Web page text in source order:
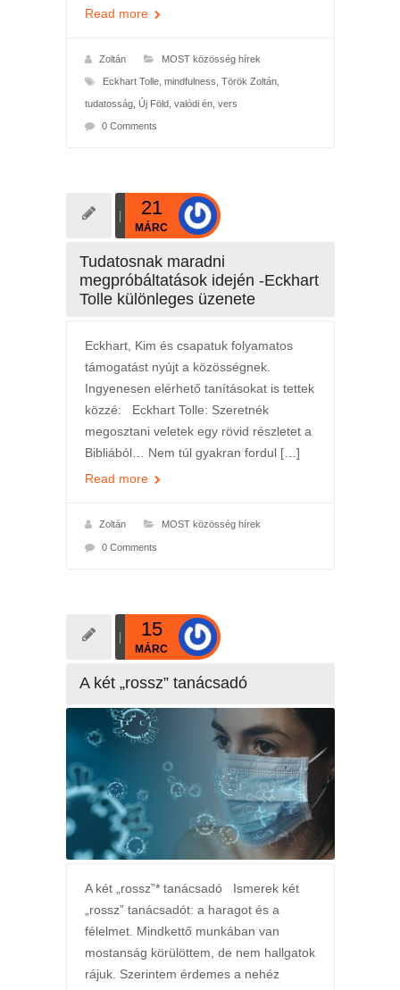
Read more
Zoltán MOST közösség hírek
Eckhart Tolle, mindfulness Török Zoltán,
tudatosság, Új Föld, valódi én, vers
0 Comments
21
MÁRC
Tudatosnak maradni
megpróbáltatások idején -Eckhart
Tolle különleges üzenete
Eckhart, Kim és csapatuk folyamatos
támogatást nyújt a közösségnek.
Ingyenesen elérhető tanításokat is tettek
közzé: Eckhart Tolle: Szeretnék
megosztani veletek egy rövid részletet a
Bibliából… Nem túl gyakran fordul […]
Read more
Zoltán MOST közösség hírek
0 Comments
15
MÁRC
A két „rossz” tanácsadó
A két „rossz”* tanácsadó Ismerek két
„rossz” tanácsadót: a haragot és a
félelmet. Mindkettő munkában van
mostanság körülöttem, de nem hallgatok
rájuk. Szerintem érdemes a nehéz